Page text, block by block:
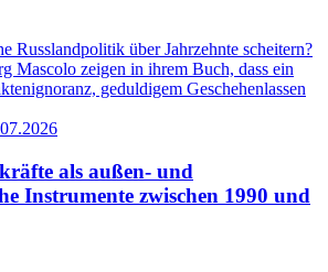
Russlandpolitik über Jahrzehnte scheitern?
Mascolo zeigen in ihrem Buch, dass ein
geduldigem Geschehenlassen
als außen- und
Instrumente zwischen 1990 und